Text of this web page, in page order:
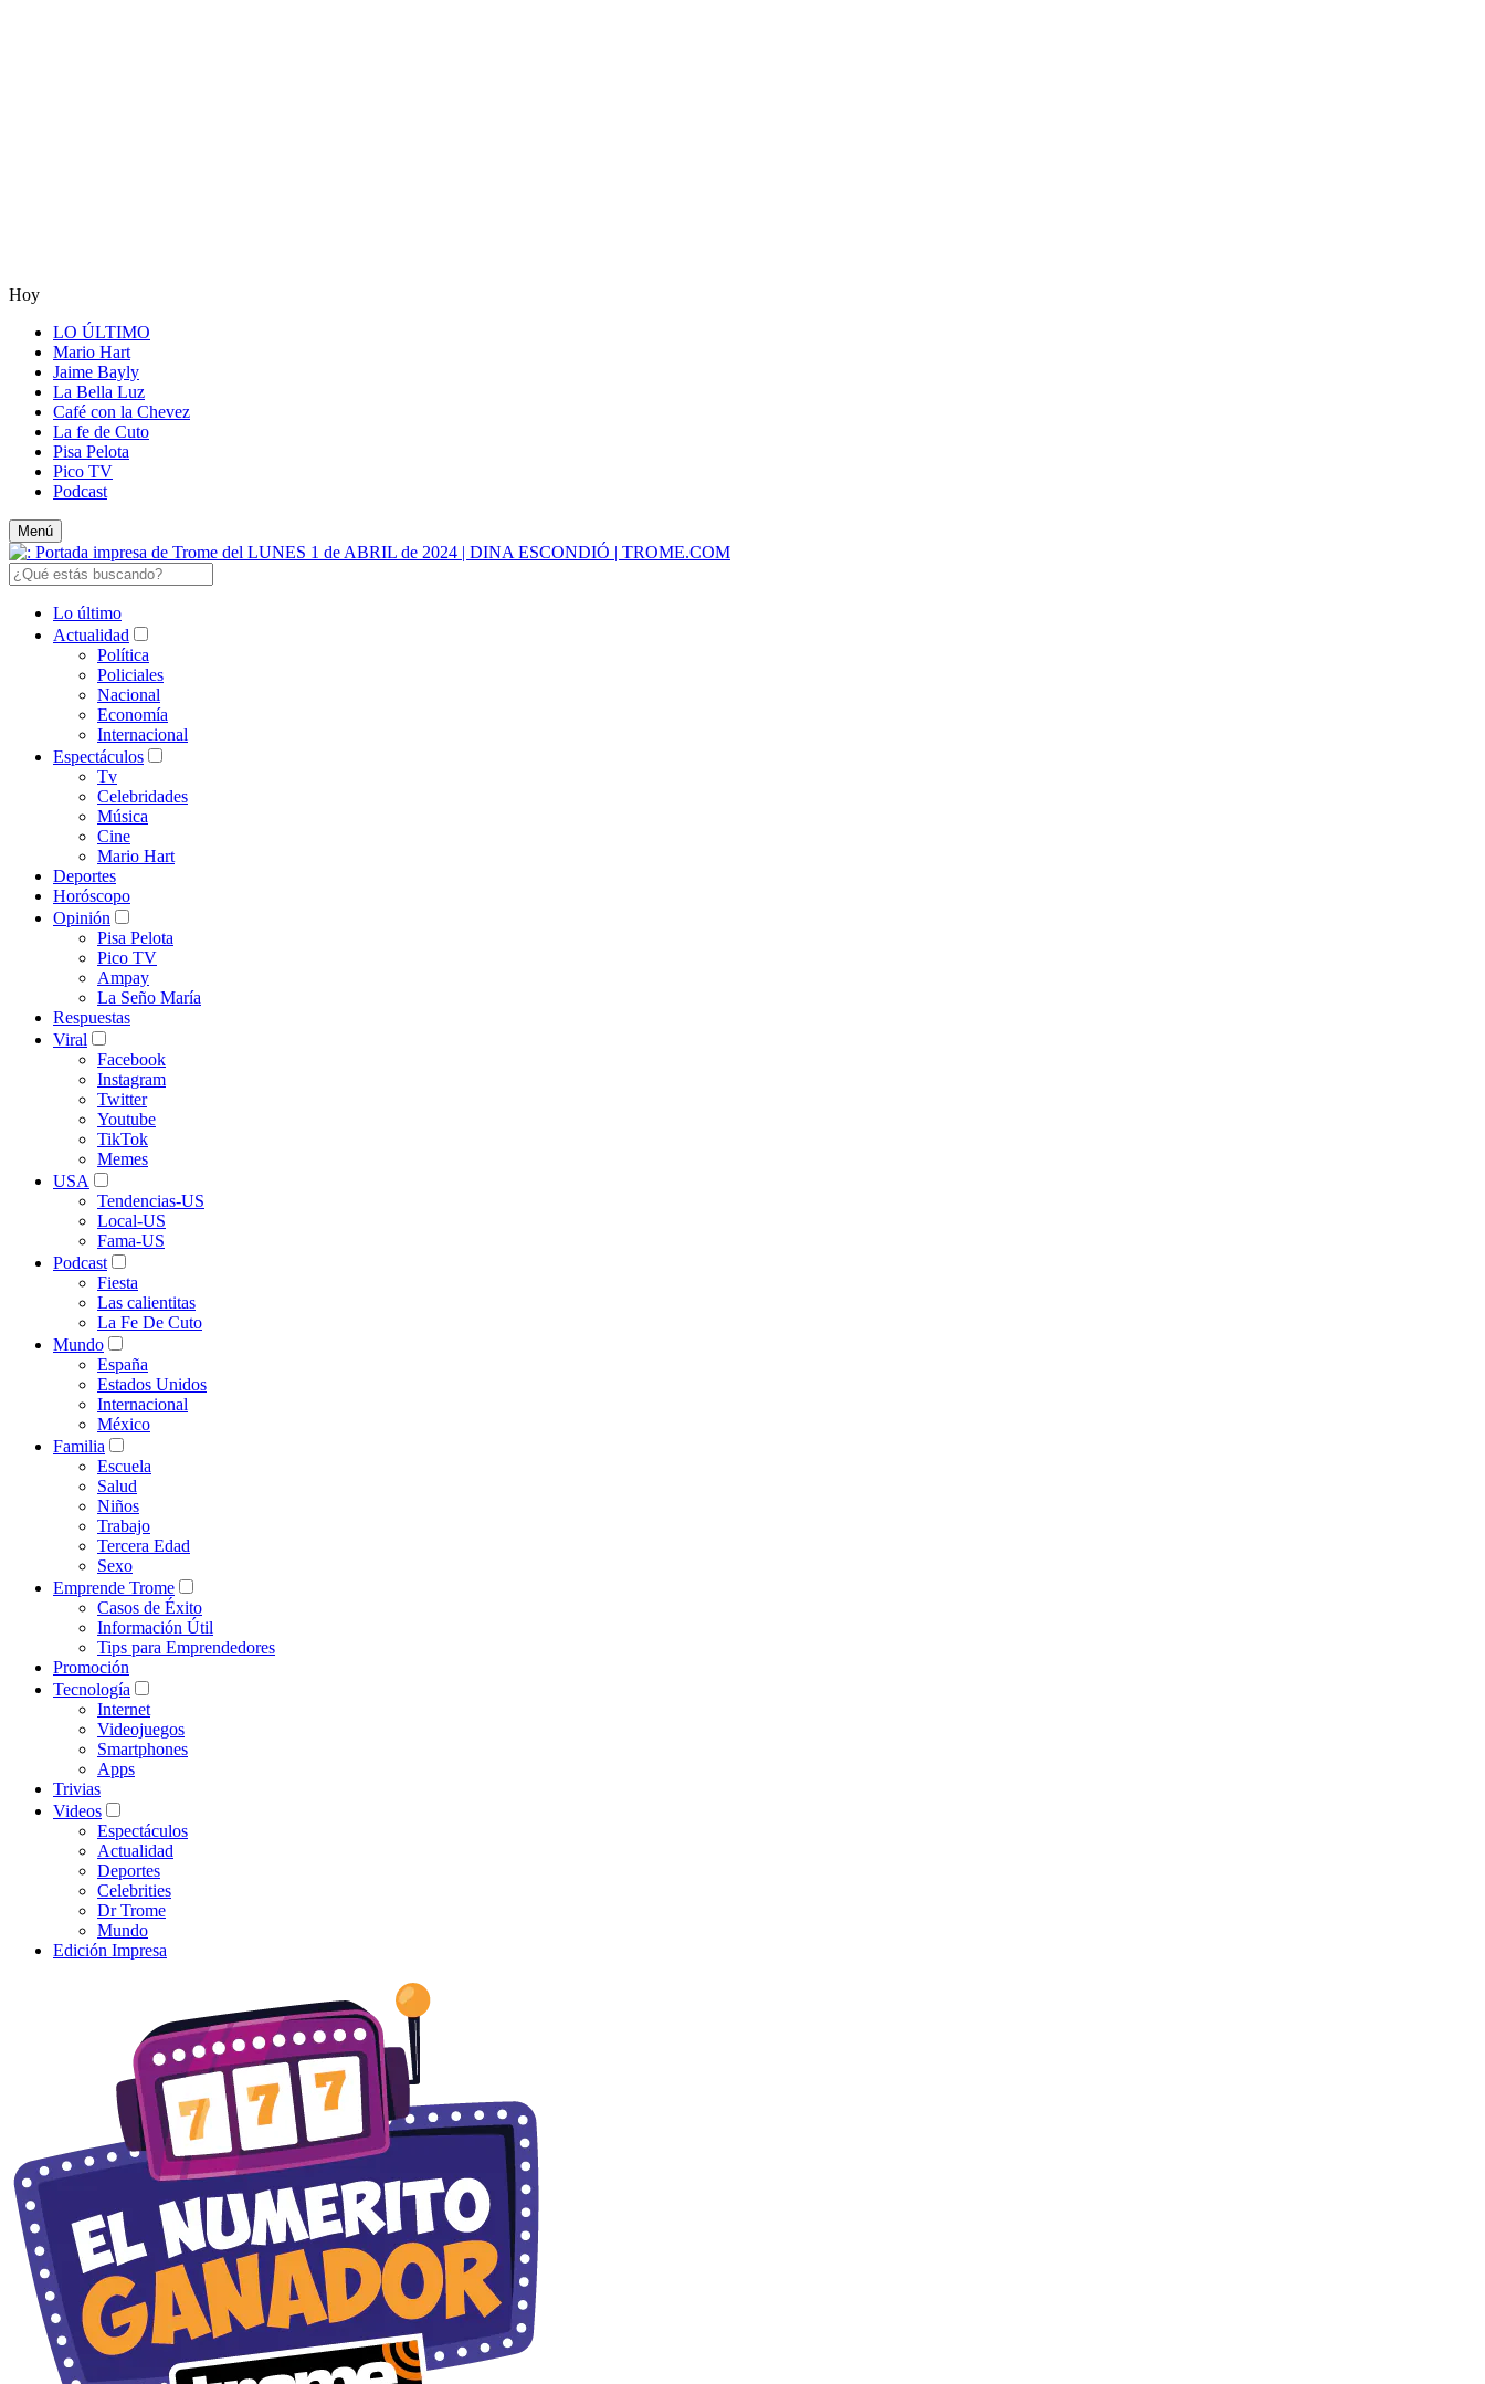
Hoy
LO ÚLTIMO
Mario Hart
Jaime Bayly
La Bella Luz
Café con la Chevez
La fe de Cuto
Pisa Pelota
Pico TV
Podcast
Menú
Lo último
Actualidad
Política
Policiales
Nacional
Economía
Internacional
Espectáculos
Tv
Celebridades
Música
Cine
Mario Hart
Deportes
Horóscopo
Opinión
Pisa Pelota
Pico TV
Ampay
La Seño María
Respuestas
Viral
Facebook
Instagram
Twitter
Youtube
TikTok
Memes
USA
Tendencias-US
Local-US
Fama-US
Podcast
Fiesta
Las calientitas
La Fe De Cuto
Mundo
España
Estados Unidos
Internacional
México
Familia
Escuela
Salud
Niños
Trabajo
Tercera Edad
Sexo
Emprende Trome
Casos de Éxito
Información Útil
Tips para Emprendedores
Promoción
Tecnología
Internet
Videojuegos
Smartphones
Apps
Trivias
Videos
Espectáculos
Actualidad
Deportes
Celebrities
Dr Trome
Mundo
Edición Impresa